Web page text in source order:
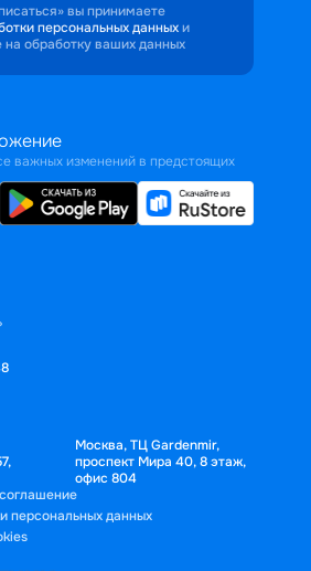
вы принимаете
персональных данных и
на обработку ваших данных
важных изменений в предстоящих
Москва, ТЦ Gardenmir,
проспект Мира 40, 8 этаж,
офис 804
персональных данных